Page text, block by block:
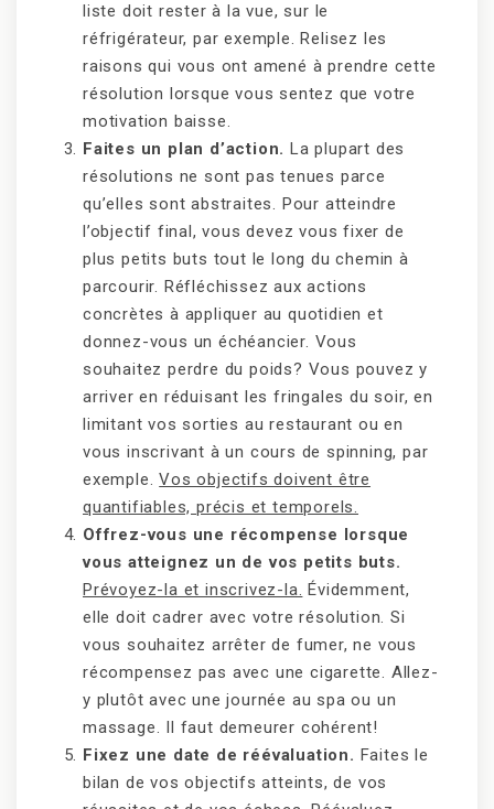
liste doit rester à la vue, sur le
réfrigérateur, par exemple. Relisez les
raisons qui vous ont amené à prendre cette
résolution lorsque vous sentez que votre
motivation baisse.
Faites un plan d’action. La plupart des
résolutions ne sont pas tenues parce
qu’elles sont abstraites. Pour atteindre
l’objectif final, vous devez vous fixer de
plus petits buts tout le long du chemin à
parcourir. Réfléchissez aux actions
concrètes à appliquer au quotidien et
donnez-vous un échéancier. Vous
souhaitez perdre du poids? Vous pouvez y
arriver en réduisant les fringales du soir, en
limitant vos sorties au restaurant ou en
vous inscrivant à un cours de spinning, par
exemple.Vos objectifs doivent être
quantifiables, précis et temporels.
Offrez-vous une récompense lorsque
vous atteignez un de vos petits buts.
Prévoyez-la et inscrivez-la. Évidemment,
elle doit cadrer avec votre résolution. Si
vous souhaitez arrêter de fumer, ne vous
récompensez pas avec une cigarette. Allez-
y plutôt avec une journée au spa ou un
massage. Il faut demeurer cohérent!
Fixez une date de réévaluation. Faites le
bilan de vos objectifs atteints, de vos